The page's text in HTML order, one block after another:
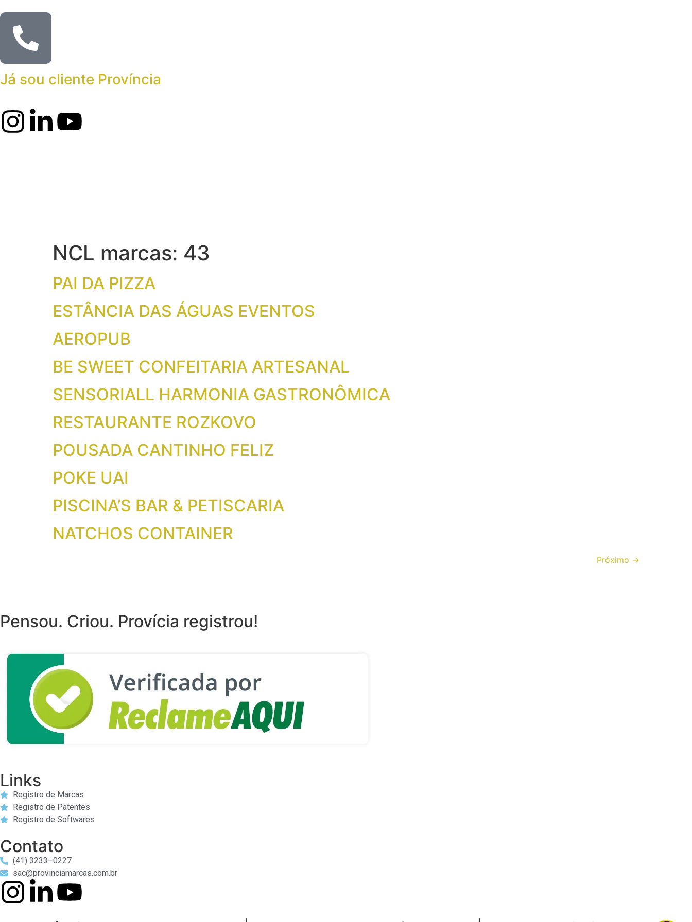
Já sou cliente Província
NCL marcas: 43
PAI DA PIZZA
ESTÂNCIA DAS ÁGUAS EVENTOS
AEROPUB
BE SWEET CONFEITARIA ARTESANAL
SENSORIALL HARMONIA GASTRONÔMICA
RESTAURANTE ROZKOVO
POUSADA CANTINHO FELIZ
POKE UAI
PISCINA’S BAR & PETISCARIA
NATCHOS CONTAINER
Próximo →
Pensou. Criou. Provícia registrou!
Links
Registro de Marcas
Registro de Patentes
Registro de Softwares
Contato
(41) 3233–0227
sac@provinciamarcas.com.br